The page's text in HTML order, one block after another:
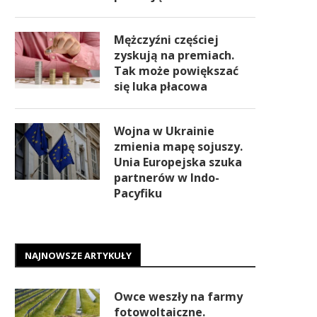
Mężczyźni częściej
zyskują na premiach.
Tak może powiększać
się luka płacowa
Wojna w Ukrainie
zmienia mapę sojuszy.
Unia Europejska szuka
partnerów w Indo-
Pacyfiku
NAJNOWSZE ARTYKUŁY
Owce weszły na farmy
fotowoltaiczne.